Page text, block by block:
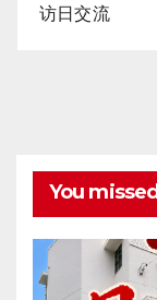
访日交流
You missed